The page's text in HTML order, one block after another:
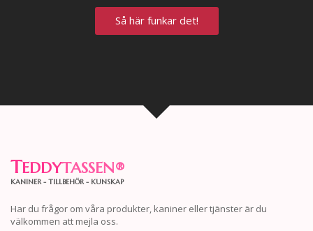
Så här funkar det!
TEDDYTASSEN®
KANINER - TILLBEHÖR - KUNSKAP
Har du frågor om våra produkter, kaniner eller tjänster är du
välkommen att mejla oss.